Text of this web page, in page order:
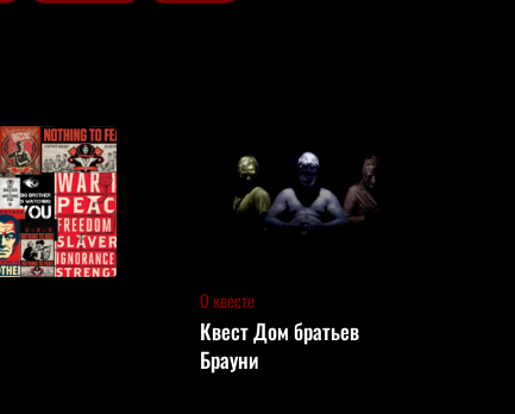
О квесте
Квест Дом братьев
Брауни